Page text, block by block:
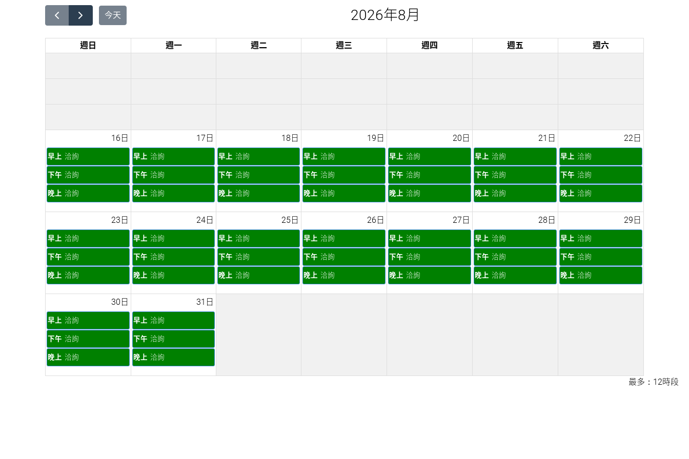
今天 2026年8月
週日 週一 週二 週三 週四 週五 週六
16日
早上 洽詢
下午 洽詢
晚上 洽詢
17日
早上 洽詢
下午 洽詢
晚上 洽詢
18日
早上 洽詢
下午 洽詢
晚上 洽詢
19日
早上 洽詢
下午 洽詢
晚上 洽詢
20日
早上 洽詢
下午 洽詢
晚上 洽詢
21日
早上 洽詢
下午 洽詢
晚上 洽詢
22日
早上 洽詢
下午 洽詢
晚上 洽詢
23日
早上 洽詢
下午 洽詢
晚上 洽詢
24日
早上 洽詢
下午 洽詢
晚上 洽詢
25日
早上 洽詢
下午 洽詢
晚上 洽詢
26日
早上 洽詢
下午 洽詢
晚上 洽詢
27日
早上 洽詢
下午 洽詢
晚上 洽詢
28日
早上 洽詢
下午 洽詢
晚上 洽詢
29日
早上 洽詢
下午 洽詢
晚上 洽詢
30日
早上 洽詢
下午 洽詢
晚上 洽詢
31日
早上 洽詢
下午 洽詢
晚上 洽詢
最多：12時段